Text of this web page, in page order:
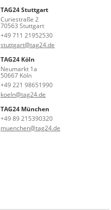
TAG24 Stuttgart
Curiestraße 2
70563 Stuttgart
+49 711 21952530
stuttgart@tag24.de
TAG24 Köln
Neumarkt 1a
50667 Köln
+49 221 98651990
koeln@tag24.de
TAG24 München
+49 89 215390320
muenchen@tag24.de